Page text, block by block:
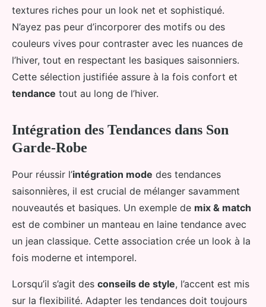
textures riches pour un look net et sophistiqué.
N’ayez pas peur d’incorporer des motifs ou des
couleurs vives pour contraster avec les nuances de
l’hiver, tout en respectant les basiques saisonniers.
Cette sélection justifiée assure à la fois confort et
tendance tout au long de l’hiver.
Intégration des Tendances dans Son
Garde-Robe
Pour réussir l’intégration mode des tendances
saisonnières, il est crucial de mélanger savamment
nouveautés et basiques. Un exemple de mix & match
est de combiner un manteau en laine tendance avec
un jean classique. Cette association crée un look à la
fois moderne et intemporel.
Lorsqu’il s’agit des conseils de style, l’accent est mis
sur la flexibilité. Adapter les tendances doit toujours